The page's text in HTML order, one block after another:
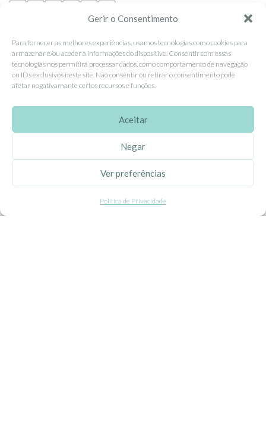
Gerir o Consentimento
Para fornecer as melhores experiências, usamos tecnologias como cookies para
armazenar e/ou aceder a informações do dispositivo. Consentir com essas
tecnologias nos permitirá processar dados, como comportamento de navegação
ou IDs exclusivos neste site. Não consentir ou retirar o consentimento pode
afetar negativamante certos recursos e funções.
Aceitar
Negar
Ver preferências
Política de Privacidade
SOBRE A EHGOOM
Sobre Nós
Propriedade Intelectual
Colaboração com Bloggers
Listas de Aniversário e Babyshower
CONDIÇÕES GERAIS
Politica de Privacidade